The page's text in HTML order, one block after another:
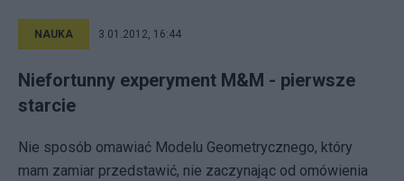
NAUKA 3.01.2012, 16:44
Niefortunny experyment M&M - pierwsze
starcie
Nie sposób omawiać Modelu Geometrycznego, który
mam zamiar przedstawić, nie zaczynając od omówienia